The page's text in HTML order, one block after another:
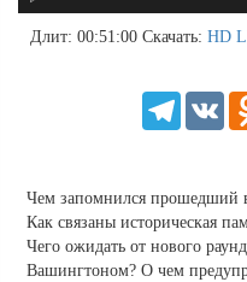
Длит: 00:51:00 Скачать: HD
Telegram
Чем запомнился прошедший
Как связаны историческая
Чего ожидать от нового
Вашингтоном? О чем